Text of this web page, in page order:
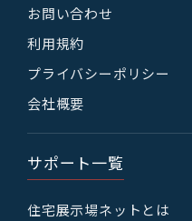
お問い合わせ
利用規約
プライバシーポリシー
会社概要
サポート一覧
住宅展示場ネットとは